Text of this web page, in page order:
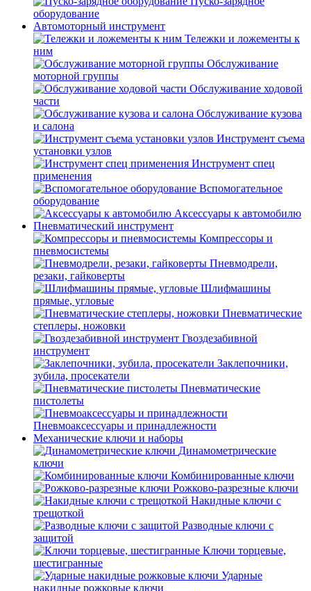
оборудование
Автомоторный инструмент
Тележки и ложементы к
ним
Обслуживание
моторной группы
Обслуживание ходовой
части
Обслуживание кузова
и салона
Инструмент съема
установки узлов
Инструмент спец
применения
Вспомогательное
оборудование
Аксессуары к автомобилю
Пневматический инструмент
Компрессоры и
пневмосистемы
Пневмодрели,
резаки, гайковерты
Шлифмашины
прямые, угловые
Пневматические
степлеры, ножовки
Гвоздезабивной
инструмент
Заклепочники,
зубила, просекатели
Пневматические
пистолеты
Пневмоаксессуары и принадлежности
Механические ключи и наборы
Динамометрические
ключи
Комбинированные ключи
Рожково-разрезные ключи
Накидные ключи с
трещоткой
Разводные ключи с
защитой
Ключи торцевые,
шестигранные
Ударные
накидные рожковые ключи